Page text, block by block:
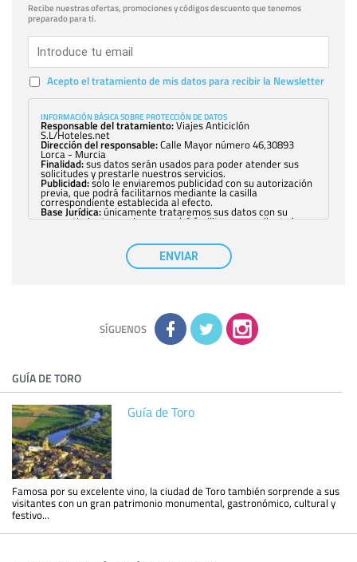
Recibe nuestras ofertas, promociones y códigos descuento que tenemos
preparado para ti.
Acepto el tratamiento de mis datos para recibir la Newsletter
INFORMACIÓN BÁSICA SOBRE PROTECCIÓN DE DATOS
Responsable del tratamiento:Viajes Anticiclón
S.L/Hoteles.net
Dirección del responsable:Calle Mayor número 46,30893
Lorca - Murcia
Finalidad:sus datos serán usados para poder atender sus
solicitudes y prestarle nuestros servicios.
Publicidad:solo le enviaremos publicidad con su autorización
previa, que podrá facilitarnos mediante la casilla
correspondiente establecida al efecto.
Base Jurídica:únicamente trataremos sus datos con su
consentimiento previo, que podrá facilitarnos mediante la
con carácter general, sólo el personal de
nuestra entidad que esté debidamente autorizado podrá
tener conocimiento de la información que le pedimos. No se
comunicarán datos a terceros.
adicional y detallada sobre cómo tratamos sus datos en la
política de privacidad
ENVIAR
SÍGUENOS
GUÍA DE TORO
Guía de Toro
Famosa por su excelente vino, la ciudad de Toro también sorprende a sus
visitantes con un gran patrimonio monumental, gastronómico, cultural y
festivo...